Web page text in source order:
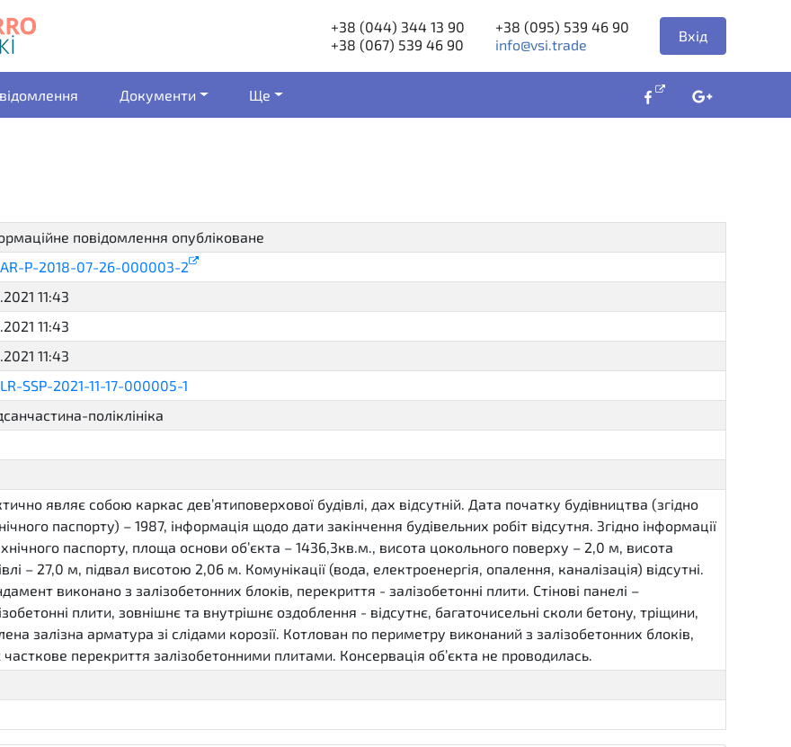
+38 (044) 344 13 90
+38 (067) 539 46 90
+38 (095) 539 46 90
info@vsi.trade
Вхід
Документи Ще
повідомлення опубліковане
P-2018-07-26-000003-2
11:43
11:43
11:43
SSP-2021-11-17-000005-1
поліклініка
являє собою каркас дев’ятиповерхової будівлі, дах відсутній. Дата початку будівництва (згідно
паспорту) – 1987, інформація щодо дати закінчення будівельних робіт відсутня. Згідно інформації
паспорту, площа основи об’єкта – 1436,3кв.м., висота цокольного поверху – 2,0 м, висота
– 27,0 м, підвал висотою 2,06 м. Комунікації (вода, електроенергія, опалення, каналізація) відсутні.
виконано з залізобетонних блоків, перекриття - залізобетонні плити. Стінові панелі –
плити, зовнішнє та внутрішнє оздоблення - відсутнє, багаточисельні сколи бетону, тріщини,
залізна арматура зі слідами корозії. Котлован по периметру виконаний з залізобетонних блоків,
перекриття залізобетонними плитами. Консервація об’єкта не проводилась.